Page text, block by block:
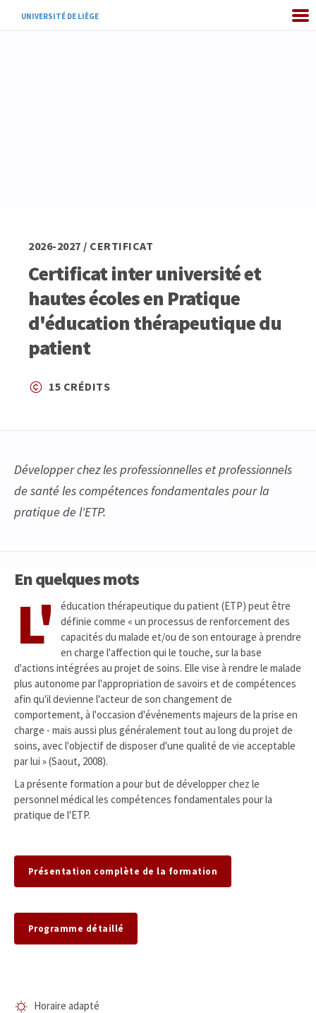
UNIVERSITÉ DE LIÈGE
2026-2027 / CERTIFICAT
Certificat inter université et
hautes écoles en Pratique
d'éducation thérapeutique du
patient
15 CRÉDITS
Développer chez les professionnelles et professionnels
de santé les compétences fondamentales pour la
pratique de l'ETP.
En quelques mots
L'
éducation thérapeutique du patient (ETP) peut être
définie comme « un processus de renforcement des
capacités du malade et/ou de son entourage à prendre
en charge l'affection qui le touche, sur la base
d'actions intégrées au projet de soins. Elle vise à rendre le malade
plus autonome par l'appropriation de savoirs et de compétences
afin qu'il devienne l'acteur de son changement de
comportement, à l'occasion d'événements majeurs de la prise en
charge - mais aussi plus généralement tout au long du projet de
soins, avec l'objectif de disposer d'une qualité de vie acceptable
par lui » (Saout, 2008).
La présente formation a pour but de développer chez le
personnel médical les compétences fondamentales pour la
pratique de l'ETP.
Présentation complète de la formation
Programme détaillé
Horaire adapté